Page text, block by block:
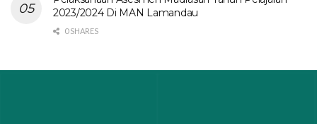
2023/2024 Di MAN Lamandau
0 SHARES